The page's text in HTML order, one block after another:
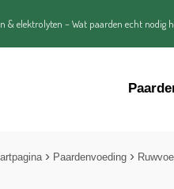
& elektrolyten – Wat paarden echt nodig
Paardenvoeding